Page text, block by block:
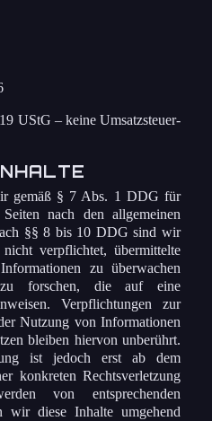
UStG – keine Umsatzsteuer-
gemäß § 7 Abs. 1 DDG für
nach den allgemeinen
§§ 8 bis 10 DDG sind wir
verpflichtet, übermittelte
zu überwachen
forschen, die auf eine
Verpflichtungen zur
Nutzung von Informationen
bleiben hiervon unberührt.
ist jedoch erst ab dem
konkreten Rechtsverletzung
von entsprechenden
wir diese Inhalte umgehend